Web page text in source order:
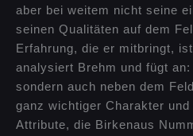
aber bei weitem nicht seine
seinen Qualitäten auf dem
Erfahrung, die er mitbringt,
analysiert Brehm und fügt
sondern auch neben dem
ganz wichtiger Charakter und
Attribute, die Birkenaus